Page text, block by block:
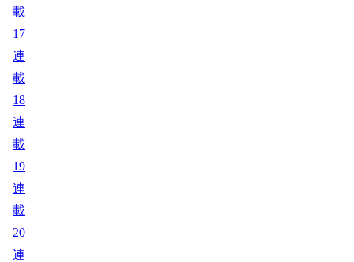
載
17
連
載
18
連
載
19
連
載
20
連